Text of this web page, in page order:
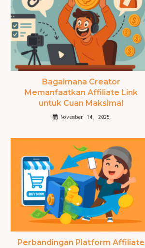
Bagaimana Creator
Memanfaatkan Affiliate Link
untuk Cuan Maksimal
November 14, 2025
Perbandingan Platform Affiliate